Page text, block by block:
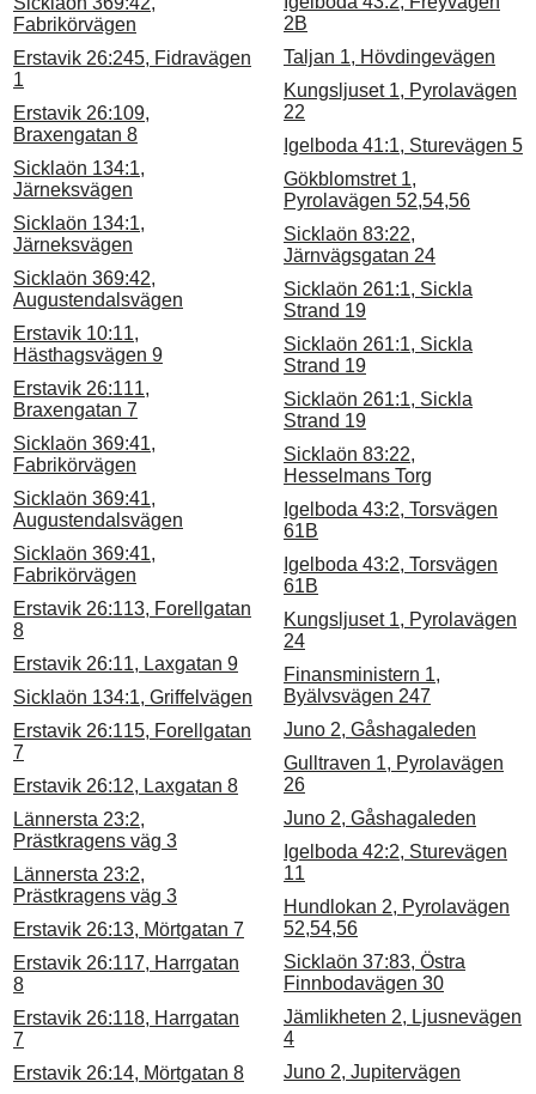
Fabrikörvägen
Erstavik 26:245, Fidravägen
1
Erstavik 26:109,
Braxengatan 8
Sicklaön 134:1,
Järneksvägen
Sicklaön 134:1,
Järneksvägen
Sicklaön 369:42,
Augustendalsvägen
Erstavik 10:11,
Hästhagsvägen 9
Erstavik 26:111,
Braxengatan 7
Sicklaön 369:41,
Fabrikörvägen
Sicklaön 369:41,
Augustendalsvägen
Sicklaön 369:41,
Fabrikörvägen
Erstavik 26:113, Forellgatan
8
Erstavik 26:11, Laxgatan 9
Sicklaön 134:1, Griffelvägen
Erstavik 26:115, Forellgatan
7
Erstavik 26:12, Laxgatan 8
Lännersta 23:2,
Prästkragens väg 3
Lännersta 23:2,
Prästkragens väg 3
Erstavik 26:13, Mörtgatan 7
Erstavik 26:117, Harrgatan
8
Erstavik 26:118, Harrgatan
7
Erstavik 26:14, Mörtgatan 8
2B
Taljan 1, Hövdingevägen
Kungsljuset 1, Pyrolavägen
22
Igelboda 41:1, Sturevägen 5
Gökblomstret 1,
Pyrolavägen 52,54,56
Sicklaön 83:22,
Järnvägsgatan 24
Sicklaön 261:1, Sickla
Strand 19
Sicklaön 261:1, Sickla
Strand 19
Sicklaön 261:1, Sickla
Strand 19
Sicklaön 83:22,
Hesselmans Torg
Igelboda 43:2, Torsvägen
61B
Igelboda 43:2, Torsvägen
61B
Kungsljuset 1, Pyrolavägen
24
Finansministern 1,
Byälvsvägen 247
Juno 2, Gåshagaleden
Gulltraven 1, Pyrolavägen
26
Juno 2, Gåshagaleden
Igelboda 42:2, Sturevägen
11
Hundlokan 2, Pyrolavägen
52,54,56
Sicklaön 37:83, Östra
Finnbodavägen 30
Jämlikheten 2, Ljusnevägen
4
Juno 2, Jupitervägen